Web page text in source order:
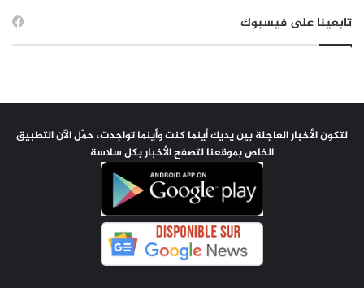
تابعينا على فيسبوك
لتكون الأخبار العاجلة بين يديك أينما كنت وأينما تواجدت، حمّل الآن التطبيق
الخاص بموقعنا لتصفح الأخبار بكل سلاسة